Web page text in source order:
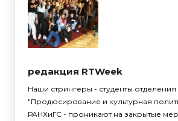
редакция RTWeek
Наши стрингеры - студенты отделения
"Продюсирование и культурная
РАНХиГС - проникают на закрытые